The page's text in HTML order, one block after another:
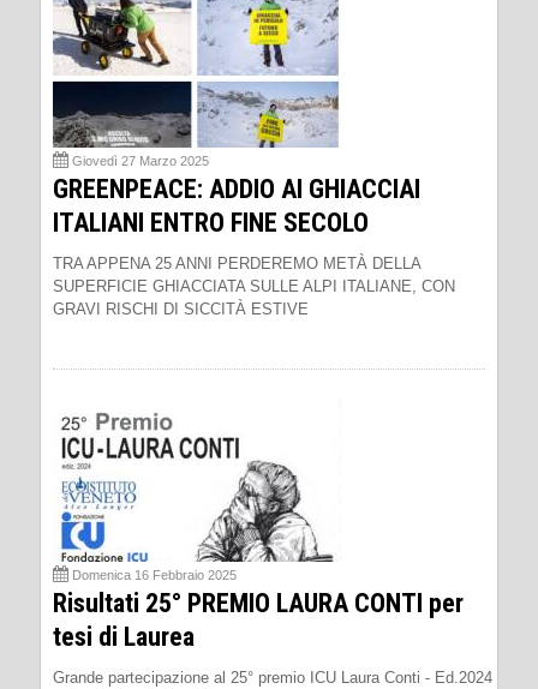
Giovedì 27 Marzo 2025
GREENPEACE: ADDIO AI GHIACCIAI
ITALIANI ENTRO FINE SECOLO
TRA APPENA 25 ANNI PERDEREMO METÀ DELLA
SUPERFICIE GHIACCIATA SULLE ALPI ITALIANE, CON
GRAVI RISCHI DI SICCITÀ ESTIVE
Domenica 16 Febbraio 2025
Risultati 25° PREMIO LAURA CONTI per
tesi di Laurea
Grande partecipazione al 25° premio ICU Laura Conti - Ed.2024